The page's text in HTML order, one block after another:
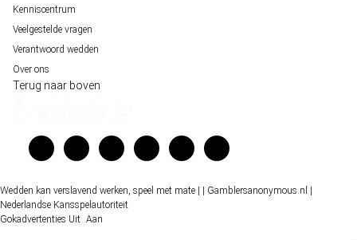
Kenniscentrum
Veelgestelde vragen
Verantwoord wedden
Over ons
Terug naar boven
Wedden kan verslavend werken, speel met mate | | Gamblersanonymous.nl
Nederlandse Kansspelautoriteit
Gokadvertenties Uit Aan